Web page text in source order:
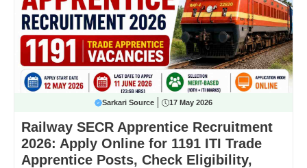
Sarkari Source 17 May 2026
Railway SECR Apprentice Recruitment
2026: Apply Online for 1191 ITI Trade
Apprentice Posts, Check Eligibility,